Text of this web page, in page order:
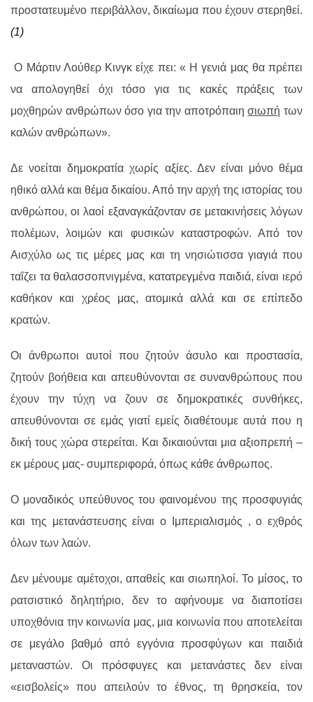
προστατευμένο περιβάλλον, δικαίωμα που έχουν στερηθεί.
(1)
Ο Μάρτιν Λούθερ Κινγκ είχε πει: « Η γενιά μας θα πρέπει
να απολογηθεί όχι τόσο για τις κακές πράξεις των
μοχθηρών ανθρώπων όσο για την αποτρόπαιησιωπή των
καλών ανθρώπων».
Δε νοείται δημοκρατία χωρίς αξίες. Δεν είναι μόνο θέμα
ηθικό αλλά και θέμα δικαίου. Από την αρχή της ιστορίας του
ανθρώπου, οι λαοί εξαναγκάζονταν σε μετακινήσεις λόγων
πολέμων, λοιμών και φυσικών καταστροφών. Από τον
Αισχύλο ως τις μέρες μας και τη νησιώτισσα γιαγιά που
ταΐζει τα θαλασσοπνιγμένα, κατατρεγμένα παιδιά, είναι ιερό
καθήκον και χρέος μας, ατομικά αλλά και σε επίπεδο
κρατών.
Οι άνθρωποι αυτοί που ζητούν άσυλο και προστασία,
ζητούν βοήθεια και απευθύνονται σε συνανθρώπους που
έχουν την τύχη να ζουν σε δημοκρατικές συνθήκες,
απευθύνονται σε εμάς γιατί εμείς διαθέτουμε αυτά που η
δική τους χώρα στερείται. Και δικαιούνται μια αξιοπρεπή –
εκ μέρους μας- συμπεριφορά, όπως κάθε άνθρωπος.
Ο μοναδικός υπεύθυνος του φαινομένου της προσφυγιάς
και της μετανάστευσης είναι ο Ιμπεριαλισμός , ο εχθρός
όλων των λαών.
Δεν μένουμε αμέτοχοι, απαθείς και σιωπηλοί. Το μίσος, το
ρατσιστικό δηλητήριο, δεν το αφήνουμε να διαποτίσει
υποχθόνια την κοινωνία μας, μια κοινωνία που αποτελείται
σε μεγάλο βαθμό από εγγόνια προσφύγων και παιδιά
μεταναστών. Οι πρόσφυγες και μετανάστες δεν είναι
«εισβολείς» που απειλούν το έθνος, τη θρησκεία, τον